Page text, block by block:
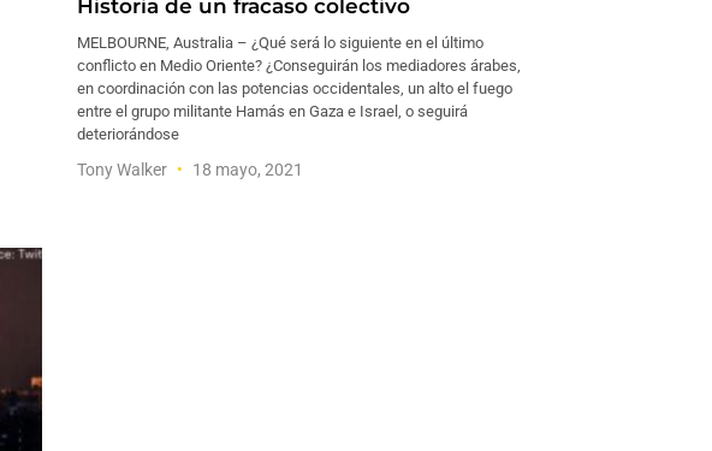
Historia de un fracaso colectivo
MELBOURNE, Australia – ¿Qué será lo siguiente en el último
conflicto en Medio Oriente? ¿Conseguirán los mediadores árabes,
en coordinación con las potencias occidentales, un alto el fuego
entre el grupo militante Hamás en Gaza e Israel, o seguirá
deteriorándose
Tony Walker 18 mayo, 2021